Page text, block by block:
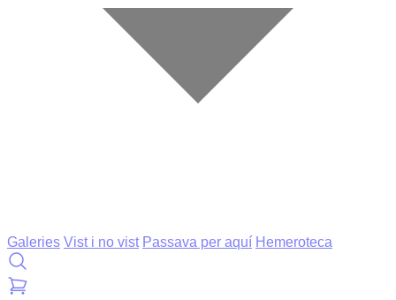
Galeries Vist i no vist Passava per aquí Hemeroteca